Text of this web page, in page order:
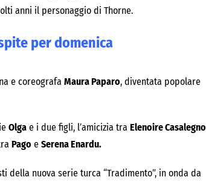
anni il personaggio di Thorne.
per domenica
e coreografa Maura Paparo, diventata popolare
Olga e i due figli, l’amicizia tra Elenoire Casalegno
Pago e Serena Enardu.
della nuova serie turca “Tradimento”, in onda da